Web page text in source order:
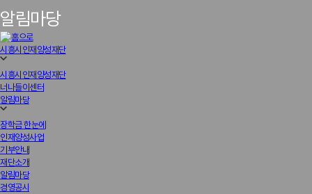
알림마당
시흥시인재양성재단
시흥시인재양성재단
너나들이센터
알림마당
장학금 한눈에
인재양성사업
기부안내
재단소개
알림마당
경영공시